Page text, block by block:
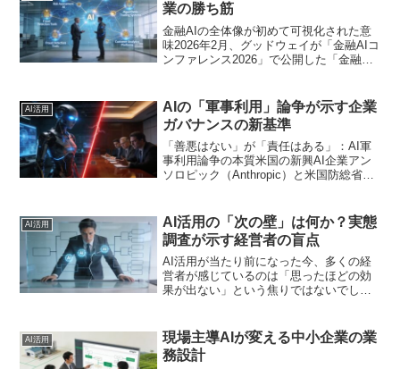
業の勝ち筋
金融AIの全体像が初めて可視化された意
味2026年2月、グッドウェイが「金融AIコ
ンファレンス2026」で公開した「金融AI
向けのAIソリューションを一望できる初
めて...
AI活用
AIの「軍事利用」論争が示す企業
ガバナンスの新基準
「善悪はない」が「責任はある」：AI軍
事利用論争の本質米国の新興AI企業アン
ソロピック（Anthropic）と米国防総省の
る姿勢を貫き、政府と激しく意見を交わ
し...
AI活用
AI活用の「次の壁」は何か？実態
調査が示す経営者の盲点
AI活用が当たり前になった今、多くの経
営者が感じているのは「思ったほどの効
果が出ない」という焦りではないでしょ
る実態調査」は、この漠然とした不安を
数値化し、その核心を...
AI活用
現場主導AIが変える中小企業の業
務設計